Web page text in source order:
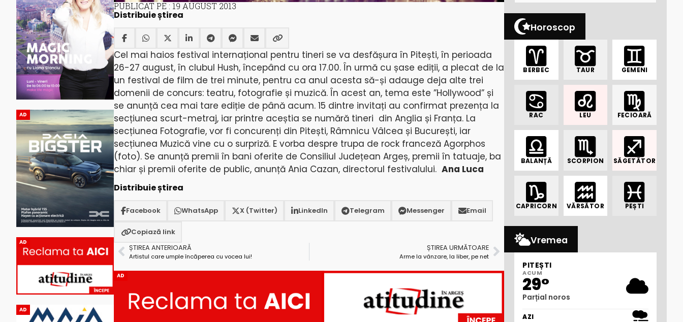
AD
AD
AD
PUBLICAT PE : 19 AUGUST 2013
Distribuie știrea
Cel mai haios festival internațional pentru tineri se va desfășura în Pitești, în perioada
26-27 august, în clubul Hush, începând cu ora 17.00. În urmă cu șase ediții, a plecat de la
un festival de film de trei minute, pentru ca anul acesta să-și adauge deja alte trei
domenii de concurs: teatru, fotografie și muzică. În acest an, tema este ”Hollywood” și
se anunță cea mai tare ediție de până acum. 15 dintre invitați au confirmat prezența la
secțiunea scurt-metraj, iar printre aceștia se numără tineri din Anglia și Franța. La
secțiunea Fotografie, vor fi concurenți din Pitești, Râmnicu Vâlcea și București, iar
secțiunea Muzică vine cu o surpriză. E vorba despre trupa de rock franceză Agorphos
(foto). Se anunță premii în bani oferite de Consiliul Județean Argeș, premii în tatuaje, ba
chiar și premii oferite de public, anunță Ania Cazan, directorul festivalului. Ana Luca
Distribuie știrea
Facebook WhatsApp X (Twitter) LinkedIn Telegram Messenger Email
Copiază link
ȘTIREA ANTERIOARĂ
Artistul care umple încăperea cu vocea lui!
ȘTIREA URMĂTOARE
Arme la vânzare, la liber, pe net
AD
Horoscop
BERBEC TAUR GEMENI
RAC LEU FECIOARĂ
BALANȚĂ SCORPION SĂGETĂTOR
CAPRICORN VĂRSĂTOR PEȘTI
Vremea
PITEȘTI
ACUM
29°
Parțial noros
AZI